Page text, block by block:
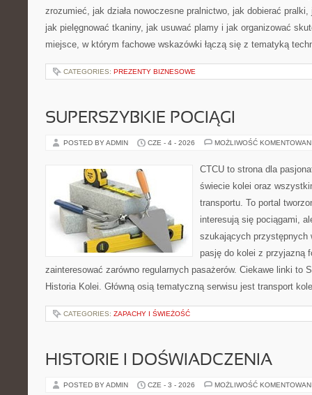
zrozumieć, jak działa nowoczesne pralnictwo, jak dobierać
jak pielęgnować tkaniny, jak usuwać plamy i jak organizować
miejsce, w którym fachowe wskazówki łączą się z tematyką
CATEGORIES: PREZENTY BIZNESOWE
SUPERSZYBKIE POCIĄGI
POSTED BY ADMIN CZE - 4 - 2026 MOŻLIWOŚĆ
CTCU to strona dla
świecie kolei oraz
transportu. To portal
interesują się pociągami,
szukających przystępnych
pasję do kolei z przyjazną
zainteresować zarówno regularnych pasażerów. Ciekawe linki to
Historia Kolei. Główną osią tematyczną serwisu jest transport
CATEGORIES: ZAPACHY I ŚWIEŻOŚĆ
HISTORIE I DOŚWIADCZENIA
POSTED BY ADMIN CZE - 3 - 2026 MOŻLIWOŚĆ